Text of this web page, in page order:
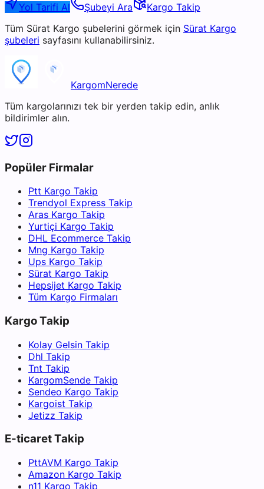
Yol Tarifi Al Şubeyi Ara
Kargo Takip
Tüm Sürat Kargo şubelerini görmek için Sürat Kargo
şubeleri sayfasını kullanabilirsiniz.
KargomNerede
Tüm kargolarınızı tek bir yerden takip edin, anlık
bildirimler alın.
Popüler Firmalar
Ptt Kargo Takip
Trendyol Express Takip
Aras Kargo Takip
Yurtiçi Kargo Takip
DHL Ecommerce Takip
Mng Kargo Takip
Ups Kargo Takip
Sürat Kargo Takip
Hepsijet Kargo Takip
Tüm Kargo Firmaları
Kargo Takip
Kolay Gelsin Takip
Dhl Takip
Tnt Takip
KargomSende Takip
Sendeo Kargo Takip
Kargoist Takip
Jetizz Takip
E-ticaret Takip
PttAVM Kargo Takip
Amazon Kargo Takip
n11 Kargo Takip